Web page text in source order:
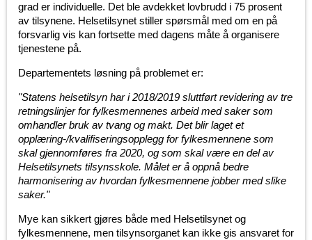
grad er individuelle. Det ble avdekket lovbrudd i 75 prosent
av tilsynene. Helsetilsynet stiller spørsmål med om en på
forsvarlig vis kan fortsette med dagens måte å organisere
tjenestene på.
Departementets løsning på problemet er:
"Statens helsetilsyn har i 2018/2019 sluttført revidering av tre
retningslinjer for fylkesmennenes arbeid med saker som
omhandler bruk av tvang og makt. Det blir laget et
opplæring-/kvalifiseringsopplegg for fylkesmennene som
skal gjennomføres fra 2020, og som skal være en del av
Helsetilsynets tilsynsskole. Målet er å oppnå bedre
harmonisering av hvordan fylkesmennene jobber med slike
saker."
Mye kan sikkert gjøres både med Helsetilsynet og
fylkesmennene, men tilsynsorganet kan ikke gis ansvaret for